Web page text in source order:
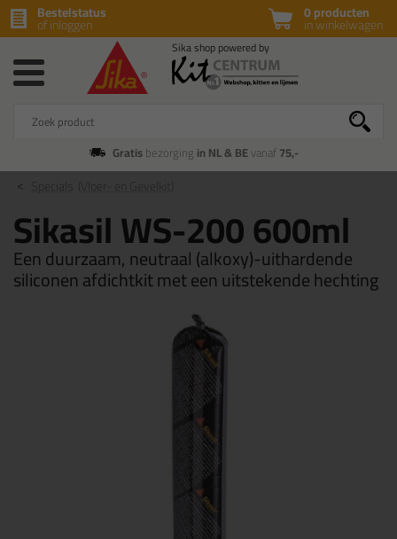
0 producten
in winkelwagen
Bestelstatus
of inloggen
Gratisbezorging in NL & BEvanaf75,-
Sikasil WS-200 600ml
Een duurzaam, neutraal (alkoxy)-uithardende
siliconen afdichtkit met een uitstekende hechting